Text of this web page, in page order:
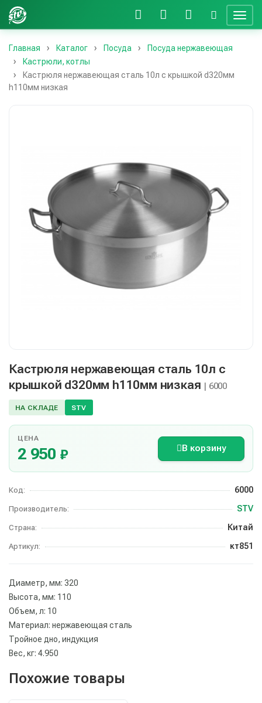
Главная Каталог Посуда
Посуда нержавеющая
Кастрюли, котлы
Кастрюля нержавеющая сталь 10л с крышкой d320мм
h110мм низкая
Кастрюля нержавеющая сталь 10л с
крышкой d320мм h110мм низкая | 6000
НА СКЛАДЕ STV
ЦЕНА
2 950 ₽ В корзину
Код: 6000
Производитель: STV
Страна: Китай
Артикул: кт851
Диаметр, мм: 320
Высота, мм: 110
Объем, л: 10
Материал: нержавеющая сталь
Тройное дно, индукция
Вес, кг: 4.950
Похожие товары